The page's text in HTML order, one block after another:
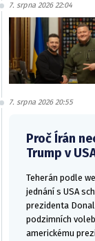
7. srpna 2026 22:04
7. srpna 2026 20:55
Proč Írán
Trump v
Teherán podle
jednání s USA
prezidenta
podzimních
americkému